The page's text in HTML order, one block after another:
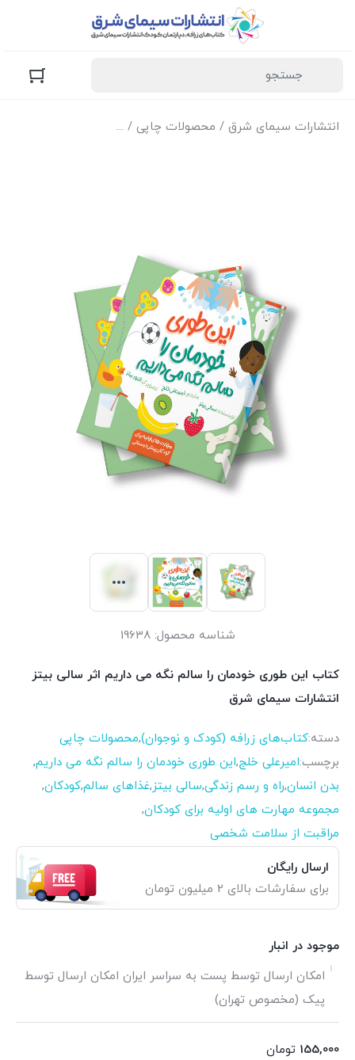
انتشارات سیمای شرق / محصولات چاپی / کتاب‌های زرافه (کودک
شناسه محصول:19638
کتاب این طوری خودمان را سالم نگه می داریم اثر سالی بیتز
انتشارات سیمای شرق
دسته:کتاب‌های زرافه (کودک و نوجوان),محصولات چاپی
برچسب:امیرعلی خلج,این طوری خودمان را سالم نگه می داریم,
بدن انسان,راه و رسم زندگی,سالی بیتز,غذاهای سالم,کودکان,
مجموعه مهارت های اولیه برای کودکان,
مراقبت از سلامت شخصی
ارسال رایگان
برای سفارشات بالای 2 میلیون تومان
موجود در انبار
امکان ارسال توسط پست به سراسر ایران امکان ارسال توسط
پیک (مخصوص تهران)
155,000 تومان